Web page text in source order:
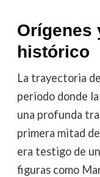
Orígenes
histórico
La trayectoria
periodo donde
una profunda
primera mitad
era testigo de
figuras como